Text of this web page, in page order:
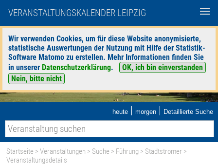
VERANSTALTUNGSKALENDER LEIPZIG
Wir verwenden Cookies, um für diese Website anonymisierte,
statistische Auswertungen der Nutzung mit Hilfe der Statistik-
Software Matomo zu erstellen. Mehr Informationen finden Sie
in unserer Datenschutzerklärung.
OK, ich bin einverstanden
Nein, bitte nicht
heute | morgen | Detaillierte Suche
Startseite >Veranstaltungen > Suche > Führung > Stadtstromer >
Veranstaltungsdetails